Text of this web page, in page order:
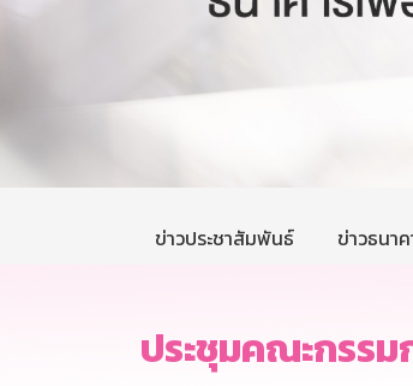
ข่าวประชาสัมพันธ์ ข่าวธนา
ประชุมคณะกรร